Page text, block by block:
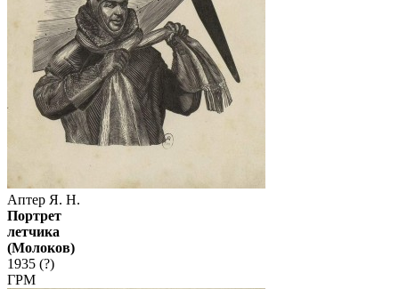
Аптер Я. Н.
Портрет
летчика
(Молоков)
1935 (?)
ГРМ